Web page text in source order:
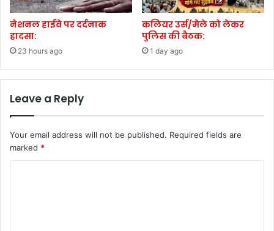
नेशनल हाईवे पर दर्दनाक
हादसा:
23 hours ago
कलियर उर्स/मेले को लेकर
पुलिस की बैठक:
1 day ago
Leave a Reply
Your email address will not be published. Required fields are
marked *